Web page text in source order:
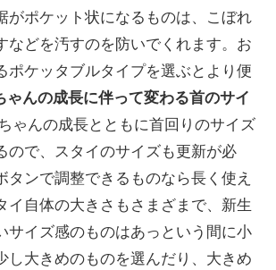
がポケット状になるものは、こぼれ
などを汚すのを防いでくれます。お
ポケッタブルタイプを選ぶとより便
ゃんの成長に伴って変わる首のサイ
ゃんの成長とともに首回りのサイズ
ので、スタイのサイズも更新が必
タンで調整できるものなら長く使え
イ自体の大きさもさまざまで、新生
サイズ感のものはあっという間に小
し大きめのものを選んだり、大きめ